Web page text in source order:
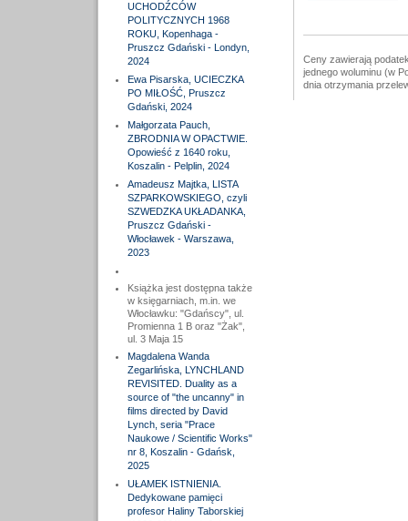
UCHODŹCÓW
POLITYCZNYCH 1968
ROKU, Kopenhaga -
Pruszcz Gdański - Londyn,
2024
Ewa Pisarska, UCIECZKA
PO MIŁOŚĆ, Pruszcz
Gdański, 2024
Małgorzata Pauch,
ZBRODNIA W OPACTWIE.
Opowieść z 1640 roku,
Koszalin - Pelplin, 2024
Amadeusz Majtka, LISTA
SZPARKOWSKIEGO, czyli
SZWEDZKA UKŁADANKA,
Pruszcz Gdański -
Włocławek - Warszawa,
2023
Książka jest dostępna także
w księgarniach, m.in. we
Włocławku: "Gdańscy", ul.
Promienna 1 B oraz "Żak",
ul. 3 Maja 15
Magdalena Wanda
Zegarlińska, LYNCHLAND
REVISITED. Duality as a
source of "the uncanny" in
films directed by David
Lynch, seria "Prace
Naukowe / Scientific Works"
nr 8, Koszalin - Gdańsk,
2025
UŁAMEK ISTNIENIA.
Dedykowane pamięci
profesor Haliny Taborskiej
Ceny zawierają
jednego woluminu (w
dnia otrzymania